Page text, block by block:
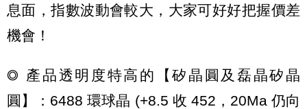
息面，指數波動會較大，大家可好好把握價差
機會！
◎ 產品透明度特高的【矽晶圓及磊晶矽晶
圓】：6488 環球晶 (+8.5 收 452，20Ma 仍向